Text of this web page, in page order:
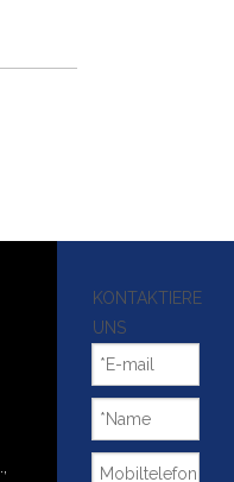
KONTAKTIERE
UNS